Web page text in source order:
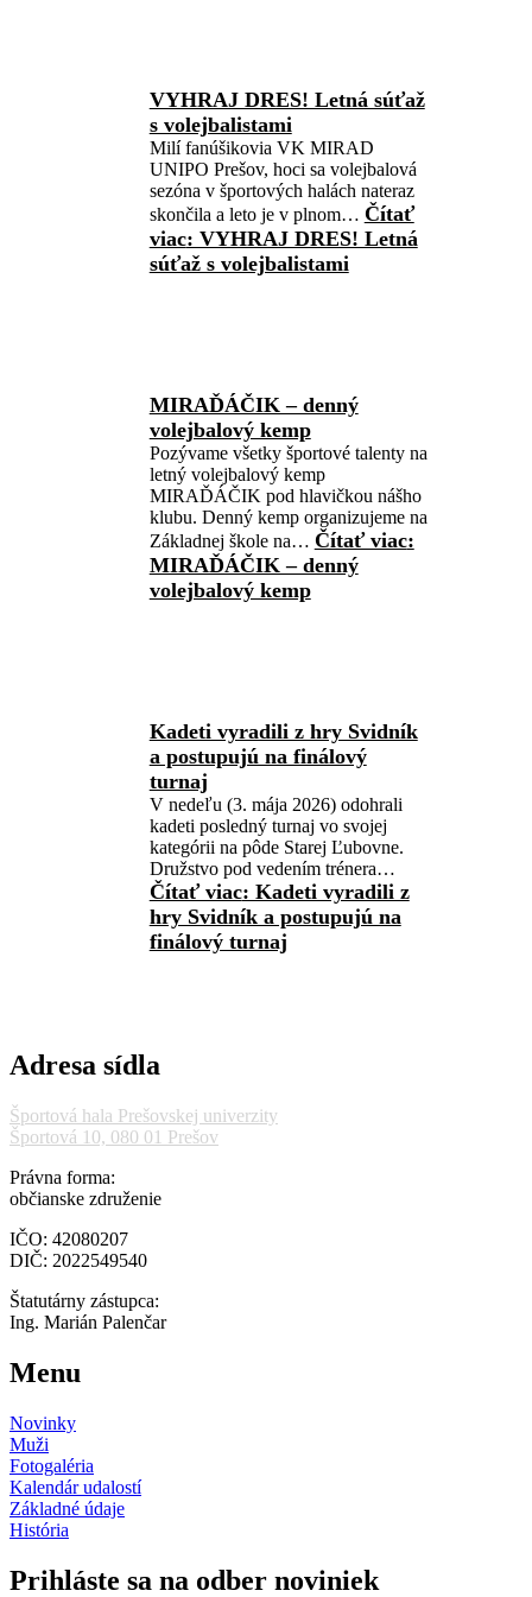
VYHRAJ DRES! Letná súťaž
s volejbalistami
Milí fanúšikovia VK MIRAD
UNIPO Prešov, hoci sa volejbalová
sezóna v športových halách nateraz
skončila a leto je v plnom… Čítať
viac: VYHRAJ DRES! Letná
súťaž s volejbalistami
MIRAĎÁČIK – denný
volejbalový kemp
Pozývame všetky športové talenty na
letný volejbalový kemp
MIRAĎÁČIK pod hlavičkou nášho
klubu. Denný kemp organizujeme na
Základnej škole na… Čítať viac:
MIRAĎÁČIK – denný
volejbalový kemp
Kadeti vyradili z hry Svidník
a postupujú na finálový
turnaj
V nedeľu (3. mája 2026) odohrali
kadeti posledný turnaj vo svojej
kategórii na pôde Starej Ľubovne.
Družstvo pod vedením trénera…
Čítať viac: Kadeti vyradili z
hry Svidník a postupujú na
finálový turnaj
Adresa sídla
Športová hala Prešovskej univerzity
Športová 10, 080 01 Prešov
Právna forma:
občianske združenie
IČO: 42080207
DIČ: 2022549540
Štatutárny zástupca:
Ing. Marián Palenčar
Menu
Novinky
Muži
Fotogaléria
Kalendár udalostí
Základné údaje
História
Prihláste sa na odber noviniek